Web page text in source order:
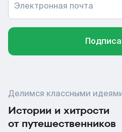
Электронная почта
Делимся классными
Истории и хитрости
от путешественников